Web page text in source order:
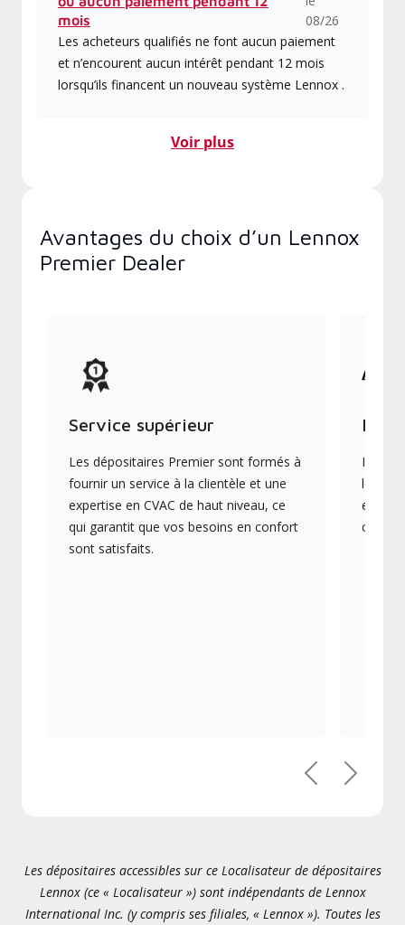
mois
08/26
Les acheteurs qualifiés ne font aucun paiement
et n’encourent aucun intérêt pendant 12 mois
lorsqu’ils financent un nouveau système Lennox .
Voir plus
Avantages du choix d’un Lennox
Premier Dealer
Service supérieur
Les dépositaires Premier sont formés à
fournir un service à la clientèle et une
expertise en CVAC de haut niveau, ce
qui garantit que vos besoins en confort
sont satisfaits.
Ils
les
en
PrécédentSuivant
Les dépositaires accessibles sur ce Localisateur de dépositaires
Lennox (ce « Localisateur ») sont indépendants de Lennox
International Inc. (y compris ses filiales, « Lennox »). Toutes les